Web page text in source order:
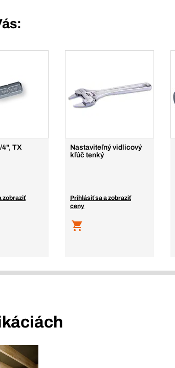
4", TX
zobraziť
Nastaviteľný vidlicový
kľúč tenký
Prihlásiť sa a zobraziť
ceny